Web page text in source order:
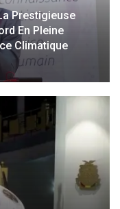
Prestigieuse
En Pleine
Climatique